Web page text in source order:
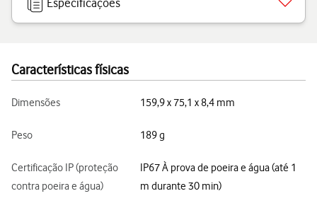
Especificações
Características físicas
Dimensões 159,9 x 75,1 x 8,4 mm
Peso 189 g
Certificação IP (proteção
contra poeira e água)
IP67 À prova de poeira e água (até 1
m durante 30 min)